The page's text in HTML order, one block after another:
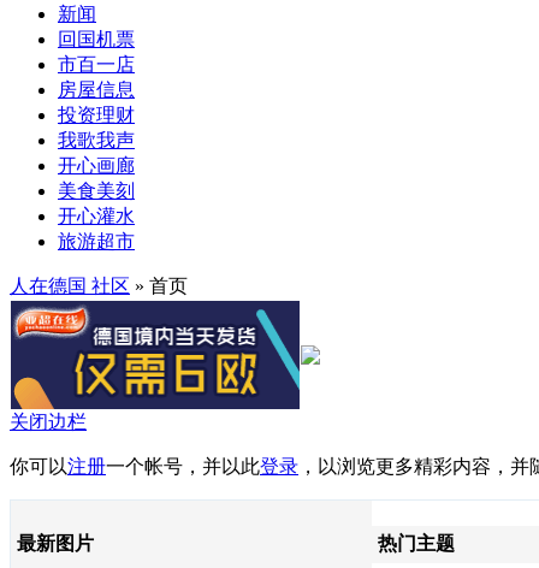
新闻
回国机票
市百一店
房屋信息
投资理财
我歌我声
开心画廊
美食美刻
开心灌水
旅游超市
人在德国 社区 » 首页
关闭边栏
你可以注册一个帐号，并以此登录 ，以浏览更多精彩内容，
最新图片 热门主题